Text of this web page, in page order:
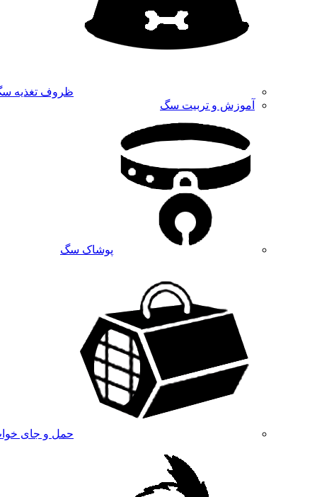
ظروف تغذیه
آموزش و تربیت سگ
پوشاک سگ
حمل و جای